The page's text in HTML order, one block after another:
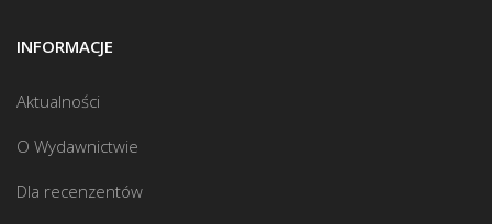
INFORMACJE
Aktualności
O Wydawnictwie
Dla recenzentów